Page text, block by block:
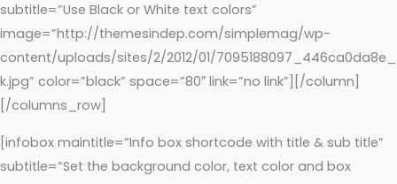
subtitle=”Use Black or White text colors”
image=”http://themesindep.com/simplemag/wp-
content/uploads/sites/2/2012/01/7095188097_446ca0da8e_
k.jpg” color=”black” space=”80″ link=”no link”][/column]
[/columns_row]
[infobox maintitle=”Info box shortcode with title & sub title”
subtitle=”Set the background color, text color and box